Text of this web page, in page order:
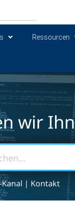
Ressourcen
wir
| Kontakt